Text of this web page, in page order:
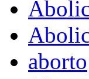
aborto